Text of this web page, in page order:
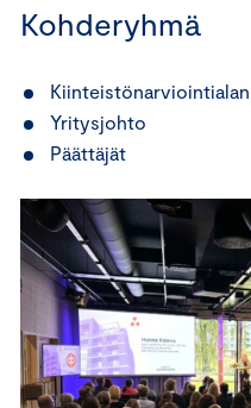
Kohderyhmä
Yritysjohto
Päättäjät